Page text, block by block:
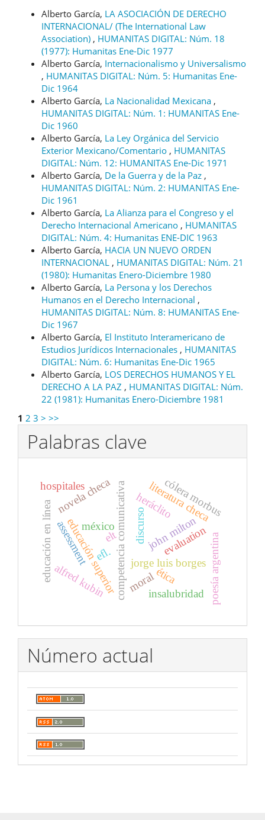
Alberto García, LA ASOCIACIÓN DE DERECHO
INTERNACIONAL/ (The International Law
Association) , HUMANITAS DIGITAL: Núm. 18
(1977): Humanitas Ene-Dic 1977
Alberto García, Internacionalismo y Universalismo
, HUMANITAS DIGITAL: Núm. 5: Humanitas Ene-
Dic 1964
Alberto García, La Nacionalidad Mexicana ,
HUMANITAS DIGITAL: Núm. 1: HUMANITAS Ene-
Dic 1960
Alberto García, La Ley Orgánica del Servicio
Exterior Mexicano/Comentario , HUMANITAS
DIGITAL: Núm. 12: HUMANITAS Ene-Dic 1971
Alberto García, De la Guerra y de la Paz ,
HUMANITAS DIGITAL: Núm. 2: HUMANITAS Ene-
Dic 1961
Alberto García, La Alianza para el Congreso y el
Derecho Internacional Americano , HUMANITAS
DIGITAL: Núm. 4: Humanitas ENE-DIC 1963
Alberto García, HACIA UN NUEVO ORDEN
INTERNACIONAL , HUMANITAS DIGITAL: Núm. 21
(1980): Humanitas Enero-Diciembre 1980
Alberto García, La Persona y los Derechos
Humanos en el Derecho Internacional ,
HUMANITAS DIGITAL: Núm. 8: HUMANITAS Ene-
Dic 1967
Alberto García, El Instituto Interamericano de
Estudios Jurídicos Internacionales , HUMANITAS
DIGITAL: Núm. 6: Humanitas Ene-Dic 1965
Alberto García, LOS DERECHOS HUMANOS Y EL
DERECHO A LA PAZ , HUMANITAS DIGITAL: Núm.
22 (1981): Humanitas Enero-Diciembre 1981
1 2 3 > >>
Palabras clave
discurso
competencia comunicativa
educación superior jorge luis borges
heráclito
john milton poesía argentina
ética
moral
méxico
alfred kubin
novela checa literatura checa
assessment evaluation
elt
efl.
educación en línea
cólera morbus
hospitales
insalubridad
Número actual